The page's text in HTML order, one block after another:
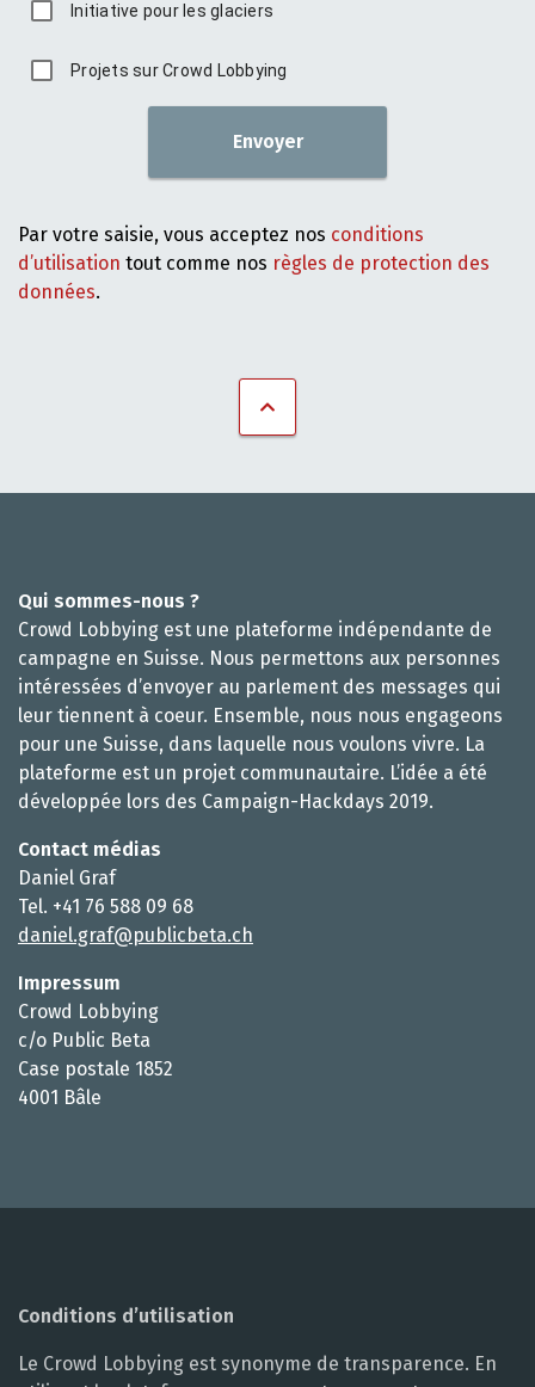
Initiative pour les glaciers
Projets sur Crowd Lobbying
Envoyer
Par votre saisie, vous acceptez nos conditions
d’utilisation tout comme nos règles de protection des
données.
Qui sommes-nous ?
Crowd Lobbying est une plateforme indépendante de
campagne en Suisse. Nous permettons aux personnes
intéressées d’envoyer au parlement des messages qui
leur tiennent à coeur. Ensemble, nous nous engageons
pour une Suisse, dans laquelle nous voulons vivre. La
plateforme est un projet communautaire. L’idée a été
développée lors des Campaign-Hackdays 2019.
Contact médias
Daniel Graf
Tel. +41 76 588 09 68
daniel.graf@publicbeta.ch
Impressum
Crowd Lobbying
c/o Public Beta
Case postale 1852
4001 Bâle
Conditions d’utilisation
Le Crowd Lobbying est synonyme de transparence. En